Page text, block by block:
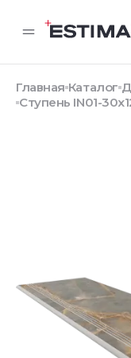
Главная Каталог
Ступень IN01-